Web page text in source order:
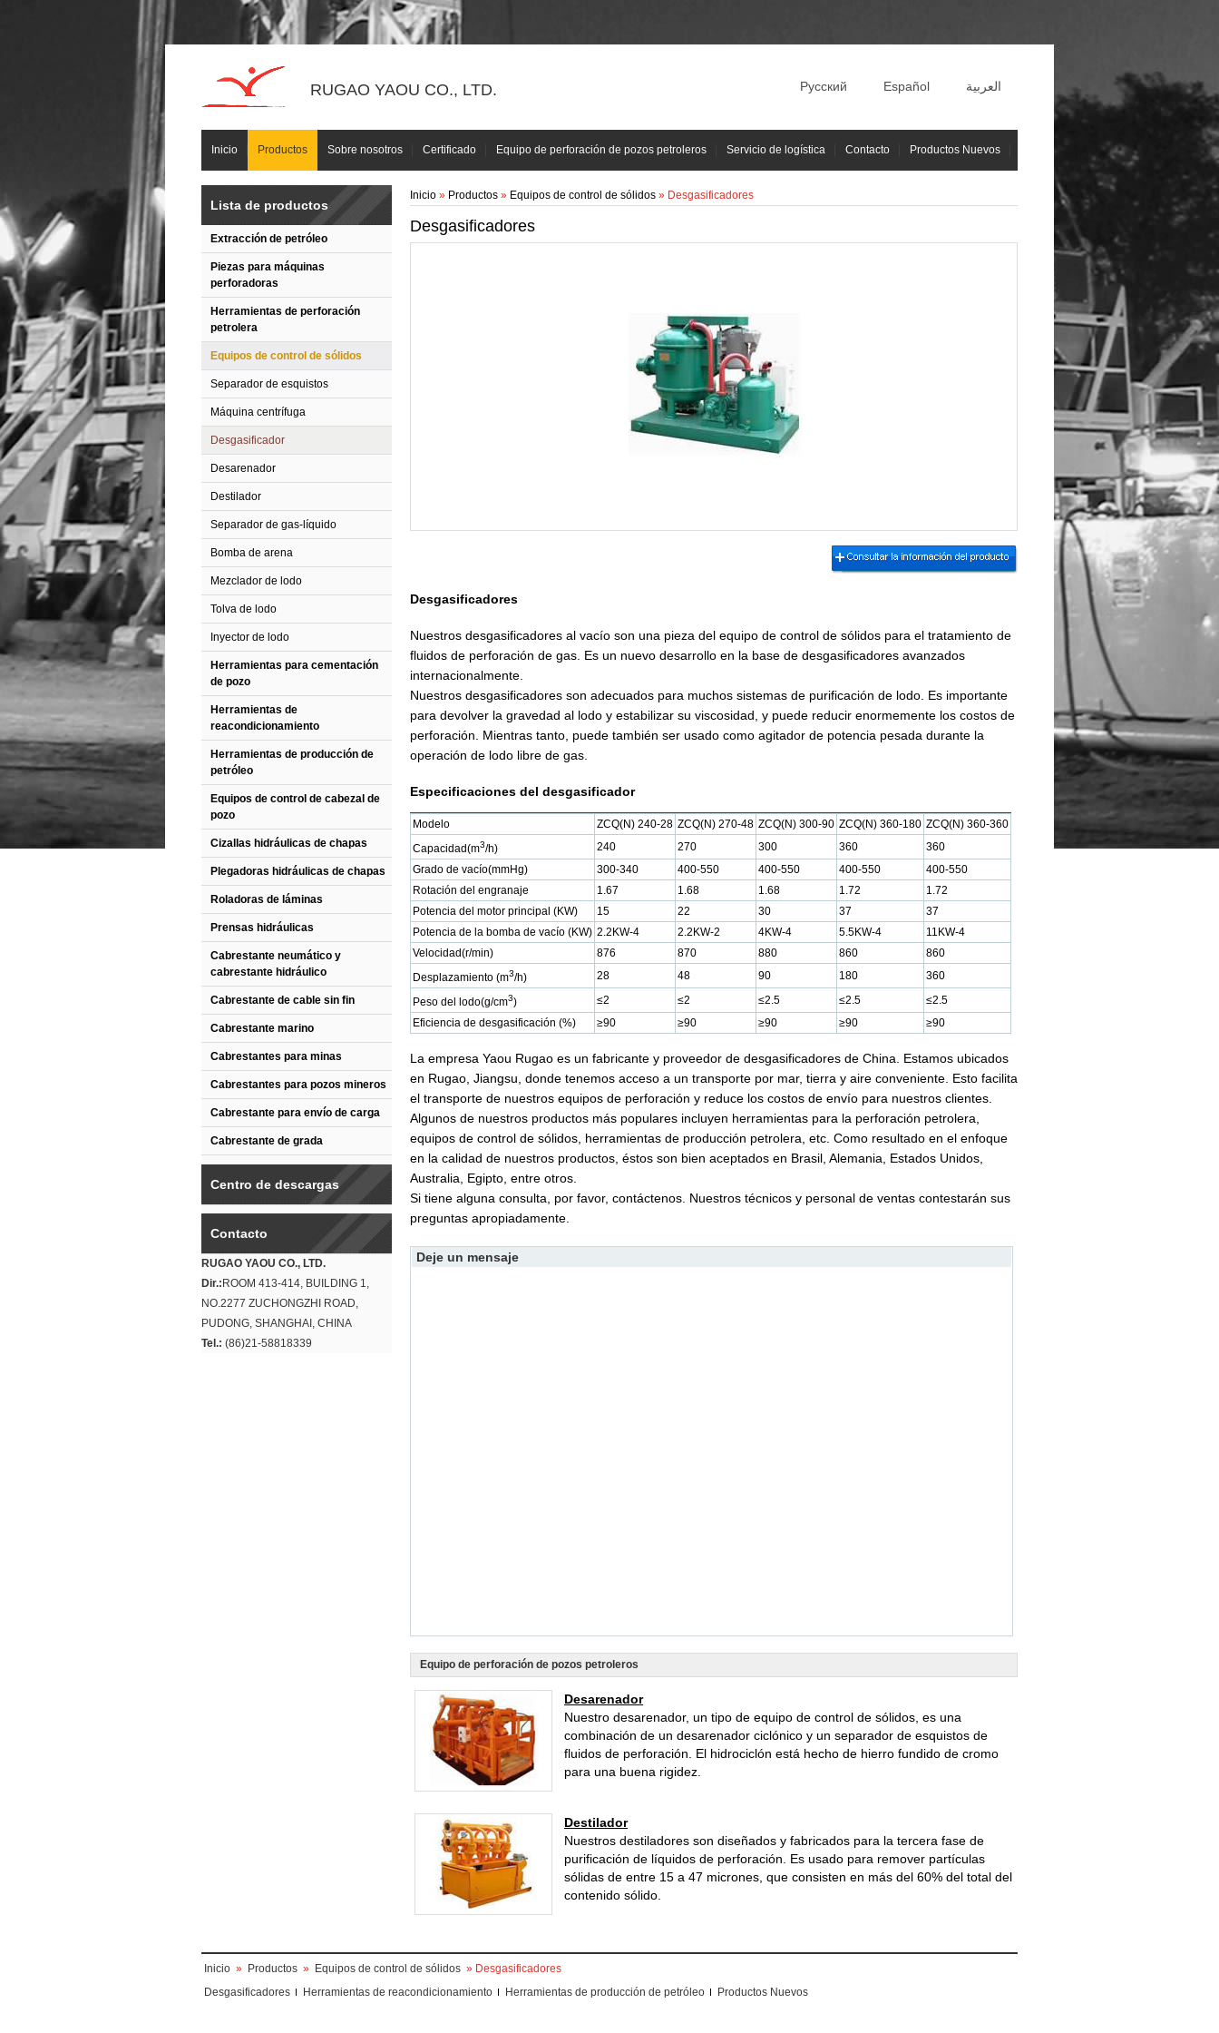
RUGAO YAOU CO., LTD. Русский Español العربية
Inicio Productos Sobre nosotros Certificado Equipo de perforación de pozos petroleros Servicio de logística Contacto Productos Nuevos
Lista de productos
Extracción de petróleo
Piezas para máquinas
perforadoras
Herramientas de perforación
petrolera
Equipos de control de sólidos
Separador de esquistos
Máquina centrífuga
Desgasificador
Desarenador
Destilador
Separador de gas-líquido
Bomba de arena
Mezclador de lodo
Tolva de lodo
Inyector de lodo
Herramientas para cementación
de pozo
Herramientas de
reacondicionamiento
Herramientas de producción de
petróleo
Equipos de control de cabezal de
pozo
Cizallas hidráulicas de chapas
Plegadoras hidráulicas de chapas
Roladoras de láminas
Prensas hidráulicas
Cabrestante neumático y
cabrestante hidráulico
Cabrestante de cable sin fin
Cabrestante marino
Cabrestantes para minas
Cabrestantes para pozos mineros
Cabrestante para envío de carga
Cabrestante de grada
Centro de descargas
Contacto
RUGAO YAOU CO., LTD.
Dir.: ROOM 413-414, BUILDING 1,
NO.2277 ZUCHONGZHI ROAD,
PUDONG, SHANGHAI, CHINA
Tel.: (86)21-58818339
Inicio » Productos » Equipos de control de sólidos » Desgasificadores
Desgasificadores
Desgasificadores
Nuestros desgasificadores al vacío son una pieza del equipo de control de sólidos para el tratamiento de
fluidos de perforación de gas. Es un nuevo desarrollo en la base de desgasificadores avanzados
internacionalmente.
Nuestros desgasificadores son adecuados para muchos sistemas de purificación de lodo. Es importante
para devolver la gravedad al lodo y estabilizar su viscosidad, y puede reducir enormemente los costos de
perforación. Mientras tanto, puede también ser usado como agitador de potencia pesada durante la
operación de lodo libre de gas.
Especificaciones del desgasificador
Modelo ZCQ(N) 240-28 ZCQ(N) 270-48 ZCQ(N) 300-90 ZCQ(N) 360-180 ZCQ(N) 360-360
Capacidad(m3/h) 240 270 300 360
360
Grado de vacío(mmHg)
300-340 400-550 400-550 400-550
400-550
Rotación del engranaje
1.67 1.68 1.68 1.72
1.72
Potencia del motor principal (KW)
15 22 30 37
37
Potencia de la bomba de vacío (KW) 2.2KW-4 2.2KW-2 4KW-4 5.5KW-4
11KW-4
Velocidad(r/min)
876 870 880 860
860
Desplazamiento (m3/h) 28 48 90 180 360
Peso del lodo(g/cm3) ≤2 ≤2 ≤2.5 ≤2.5
≤2.5
Eficiencia de desgasificación (%)
≥90 ≥90 ≥90 ≥90 ≥90
La empresa Yaou Rugao es un fabricante y proveedor de desgasificadores de China. Estamos ubicados
en Rugao, Jiangsu, donde tenemos acceso a un transporte por mar, tierra y aire conveniente. Esto facilita
el transporte de nuestros equipos de perforación y reduce los costos de envío para nuestros clientes.
Algunos de nuestros productos más populares incluyen herramientas para la perforación petrolera,
equipos de control de sólidos, herramientas de producción petrolera, etc. Como resultado en el enfoque
en la calidad de nuestros productos, éstos son bien aceptados en Brasil, Alemania, Estados Unidos,
Australia, Egipto, entre otros.
Si tiene alguna consulta, por favor, contáctenos. Nuestros técnicos y personal de ventas contestarán sus
preguntas apropiadamente.
Deje un mensaje
Equipo de perforación de pozos petroleros
Desarenador
Nuestro desarenador, un tipo de equipo de control de sólidos, es una
combinación de un desarenador ciclónico y un separador de esquistos de
fluidos de perforación. El hidrociclón está hecho de hierro fundido de cromo
para una buena rigidez.
Destilador
Nuestros destiladores son diseñados y fabricados para la tercera fase de
purificación de líquidos de perforación. Es usado para remover partículas
sólidas de entre 15 a 47 micrones, que consisten en más del 60% del total del
contenido sólido.
Inicio » Productos » Equipos de control de sólidos » Desgasificadores
Desgasificadores
Herramientas de reacondicionamiento Herramientas de producción de petróleo Productos Nuevos